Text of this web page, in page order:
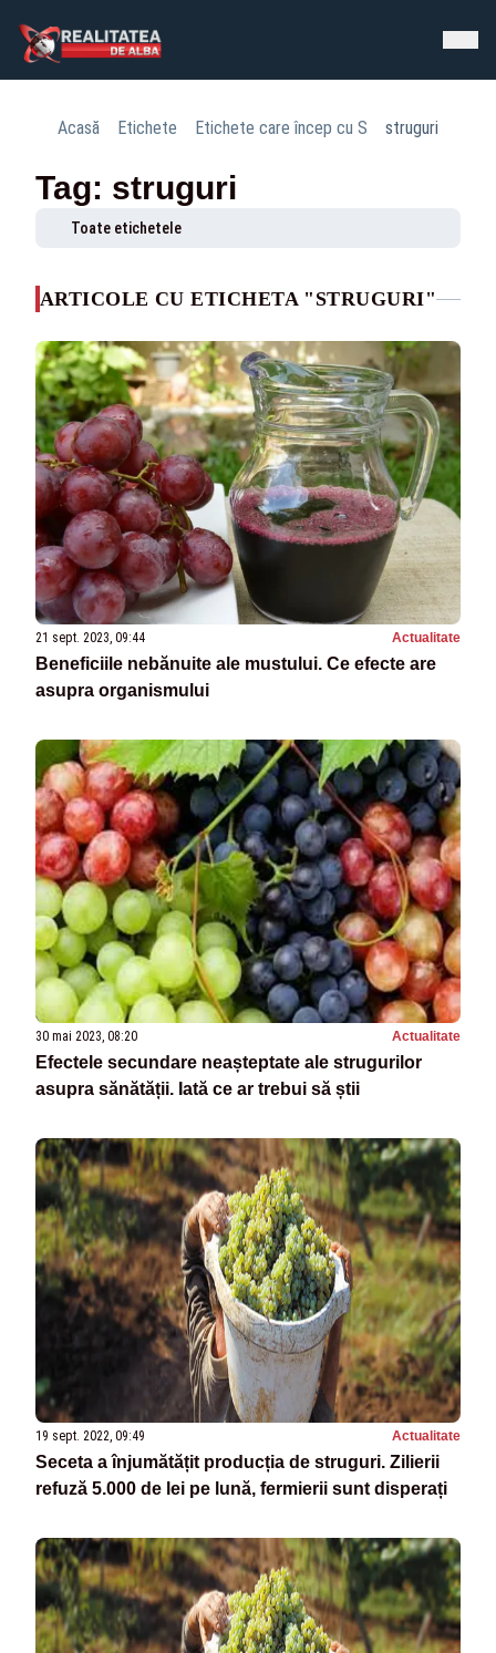
Acasă Etichete Etichete care încep cu S struguri
Tag: struguri
Toate etichetele
ARTICOLE CU ETICHETA "STRUGURI"
21 sept. 2023, 09:44 Actualitate
Beneficiile nebănuite ale mustului. Ce efecte are
asupra organismului
30 mai 2023, 08:20 Actualitate
Efectele secundare neașteptate ale strugurilor
asupra sănătății. Iată ce ar trebui să știi
19 sept. 2022, 09:49 Actualitate
Seceta a înjumătățit producția de struguri. Zilierii
refuză 5.000 de lei pe lună, fermierii sunt disperați